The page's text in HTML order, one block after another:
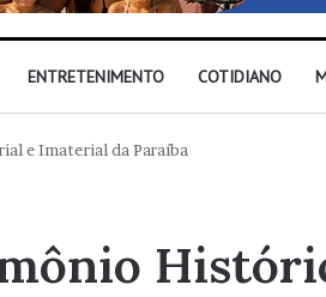
ENTRETENIMENTO COTIDIANO
e Imaterial da Paraíba